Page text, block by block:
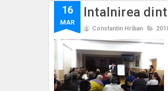
16
MAR
Intalnirea
Constantin Hriban